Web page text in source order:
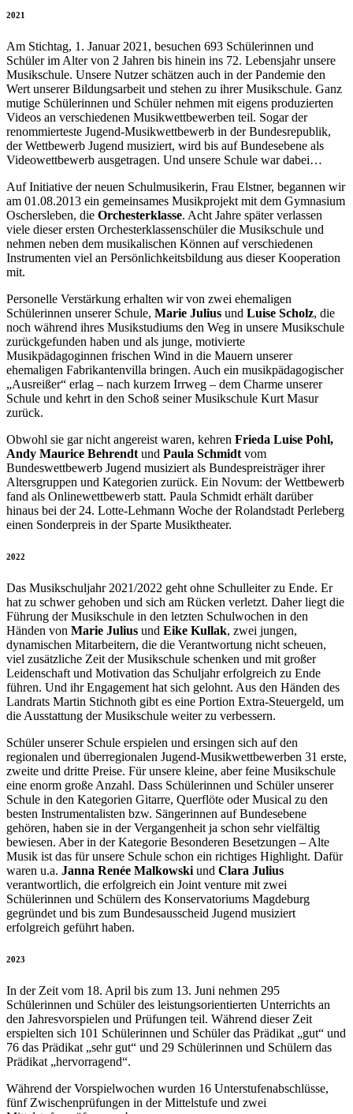
2021
Am Stichtag, 1. Januar 2021, besuchen 693 Schülerinnen und
Schüler im Alter von 2 Jahren bis hinein ins 72. Lebensjahr unsere
Musikschule. Unsere Nutzer schätzen auch in der Pandemie den
Wert unserer Bildungsarbeit und stehen zu ihrer Musikschule. Ganz
mutige Schülerinnen und Schüler nehmen mit eigens produzierten
Videos an verschiedenen Musikwettbewerben teil. Sogar der
renommierteste Jugend-Musikwettbewerb in der Bundesrepublik,
der Wettbewerb Jugend musiziert, wird bis auf Bundesebene als
Videowettbewerb ausgetragen. Und unsere Schule war dabei…
Auf Initiative der neuen Schulmusikerin, Frau Elstner, begannen wir
am 01.08.2013 ein gemeinsames Musikprojekt mit dem Gymnasium
Oschersleben, die Orchesterklasse. Acht Jahre später verlassen
viele dieser ersten Orchesterklassenschüler die Musikschule und
nehmen neben dem musikalischen Können auf verschiedenen
Instrumenten viel an Persönlichkeitsbildung aus dieser Kooperation
mit.
Personelle Verstärkung erhalten wir von zwei ehemaligen
Schülerinnen unserer Schule, Marie Julius und Luise Scholz, die
noch während ihres Musikstudiums den Weg in unsere Musikschule
zurückgefunden haben und als junge, motivierte
Musikpädagoginnen frischen Wind in die Mauern unserer
ehemaligen Fabrikantenvilla bringen. Auch ein musikpädagogischer
„Ausreißer“ erlag – nach kurzem Irrweg – dem Charme unserer
Schule und kehrt in den Schoß seiner Musikschule Kurt Masur
zurück.
Obwohl sie gar nicht angereist waren, kehren Frieda Luise Pohl,
Andy Maurice Behrendt und Paula Schmidt vom
Bundeswettbewerb Jugend musiziert als Bundespreisträger ihrer
Altersgruppen und Kategorien zurück. Ein Novum: der Wettbewerb
fand als Onlinewettbewerb statt. Paula Schmidt erhält darüber
hinaus bei der 24. Lotte-Lehmann Woche der Rolandstadt Perleberg
einen Sonderpreis in der Sparte Musiktheater.
2022
Das Musikschuljahr 2021/2022 geht ohne Schulleiter zu Ende. Er
hat zu schwer gehoben und sich am Rücken verletzt. Daher liegt die
Führung der Musikschule in den letzten Schulwochen in den
Händen von Marie Julius und Eike Kullak, zwei jungen,
dynamischen Mitarbeitern, die die Verantwortung nicht scheuen,
viel zusätzliche Zeit der Musikschule schenken und mit großer
Leidenschaft und Motivation das Schuljahr erfolgreich zu Ende
führen. Und ihr Engagement hat sich gelohnt. Aus den Händen des
Landrats Martin Stichnoth gibt es eine Portion Extra-Steuergeld, um
die Ausstattung der Musikschule weiter zu verbessern.
Schüler unserer Schule erspielen und ersingen sich auf den
regionalen und überregionalen Jugend-Musikwettbewerben 31 erste,
zweite und dritte Preise. Für unsere kleine, aber feine Musikschule
eine enorm große Anzahl. Dass Schülerinnen und Schüler unserer
Schule in den Kategorien Gitarre, Querflöte oder Musical zu den
besten Instrumentalisten bzw. Sängerinnen auf Bundesebene
gehören, haben sie in der Vergangenheit ja schon sehr vielfältig
bewiesen. Aber in der Kategorie Besonderen Besetzungen – Alte
Musik ist das für unsere Schule schon ein richtiges Highlight. Dafür
waren u.a. Janna Renée Malkowski und Clara Julius
verantwortlich, die erfolgreich ein Joint venture mit zwei
Schülerinnen und Schülern des Konservatoriums Magdeburg
gegründet und bis zum Bundesausscheid Jugend musiziert
erfolgreich geführt haben.
2023
In der Zeit vom 18. April bis zum 13. Juni nehmen 295
Schülerinnen und Schüler des leistungsorientierten Unterrichts an
den Jahresvorspielen und Prüfungen teil. Während dieser Zeit
erspielten sich 101 Schülerinnen und Schüler das Prädikat „gut“ und
76 das Prädikat „sehr gut“ und 29 Schülerinnen und Schülern das
Prädikat „hervorragend“.
Während der Vorspielwochen wurden 16 Unterstufenabschlüsse,
fünf Zwischenprüfungen in der Mittelstufe und zwei